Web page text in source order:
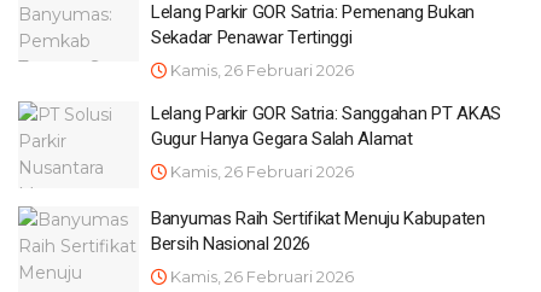
Lelang Parkir GOR Satria: Pemenang Bukan
Sekadar Penawar Tertinggi
Kamis, 26 Februari 2026
Lelang Parkir GOR Satria: Sanggahan PT AKAS
Gugur Hanya Gegara Salah Alamat
Kamis, 26 Februari 2026
Banyumas Raih Sertifikat Menuju Kabupaten
Bersih Nasional 2026
Kamis, 26 Februari 2026